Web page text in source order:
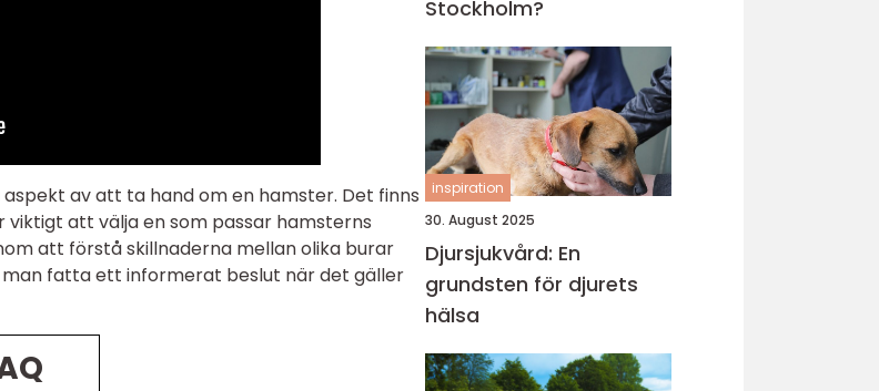
av att ta hand om en hamster. Det finns
att välja en som passar hamsterns
att förstå skillnaderna mellan olika burar
fatta ett informerat beslut när det gäller
Stockholm?
inspiration
30. August 2025
Djursjukvård: En
grundsten för djurets
hälsa